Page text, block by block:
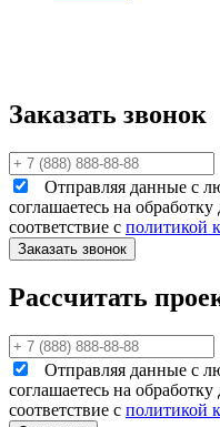
Заказать звонок
Отправляя данные с
соглашаетесь на
соответствие с политикой
Рассчитать
Отправляя данные с
соглашаетесь на
соответствие с политикой